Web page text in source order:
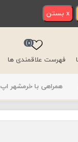
x بستن
فهرست علاقمندی ها
(0)
همراهی با خرمشهر اپ